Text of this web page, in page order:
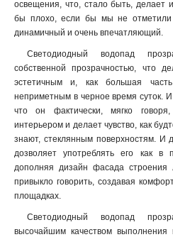
освещения, что, стало быть,
бы плохо, если бы мы не отметили
динамичный и очень впечатляющий.
Светодиодный водопад
собственной прозрачностью, что
эстетичным и, как большая
неприметным в черное время суток.
что он фактически, мягко
интерьером и делает чувство, как
знают, стеклянным поверхностям. И
дозволяет употреблять его как
дополняя дизайн фасада строения
привыкло говорить, создавая
площадках.
Светодиодный водопад
высочайшим качеством выполнения